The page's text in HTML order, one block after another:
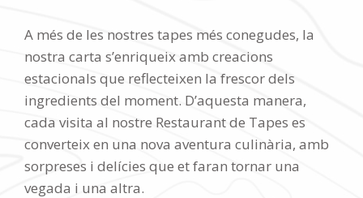
A més de les nostres tapes més conegudes, la
nostra carta s’enriqueix amb creacions
estacionals que reflecteixen la frescor dels
ingredients del moment. D’aquesta manera,
cada visita al nostre Restaurant de Tapes es
converteix en una nova aventura culinària, amb
sorpreses i delícies que et faran tornar una
vegada i una altra.